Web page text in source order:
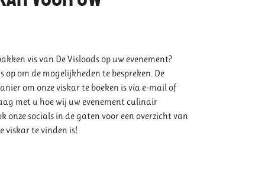
vis van De Visloods op uw evenement?
om de mogelijkheden te bespreken. De
om onze viskar te boeken is via e-mail of
met u hoe wij uw evenement culinair
onze socials in de gaten voor een overzicht van
viskar te vinden is!